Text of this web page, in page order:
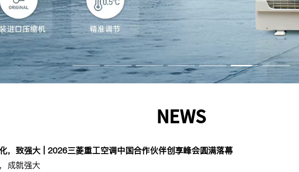
NEWS
，致强大 | 2026三菱重工空调中国合作伙伴创享峰会圆满落幕
成就强大